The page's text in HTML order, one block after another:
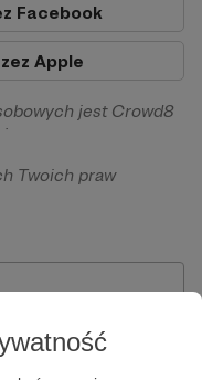
Facebook
Apple
jest Crowd8
i Wigury 16, 02-
będą przetwarzane w
zawartej z Tobą, w
oraz
oraz
Twoich praw
o ochronie
Twoich danych
możliwa